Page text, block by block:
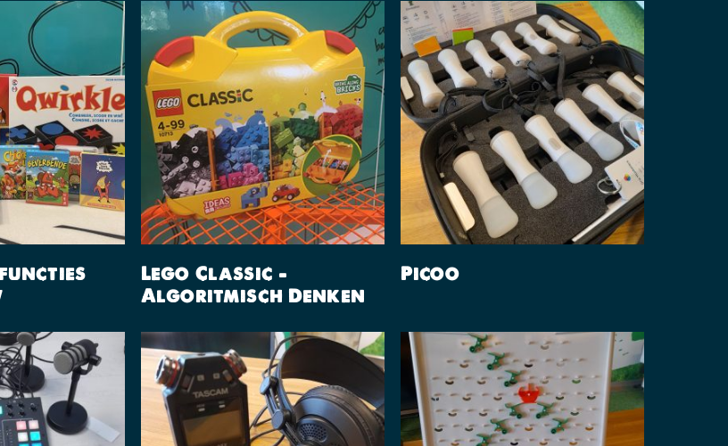
Lego Classic –
Algoritmisch Denken
Picoo